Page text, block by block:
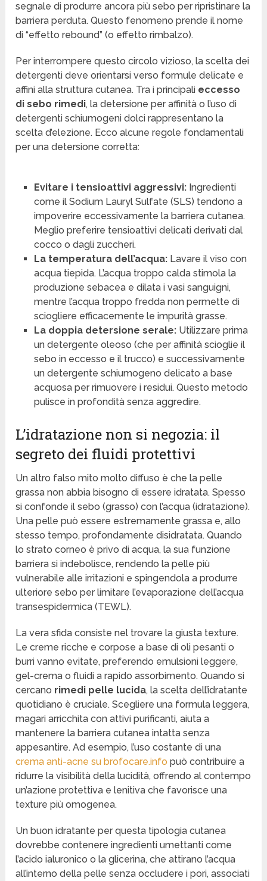
segnale di produrre ancora più sebo per ripristinare la
barriera perduta. Questo fenomeno prende il nome
di “effetto rebound” (o effetto rimbalzo).
Per interrompere questo circolo vizioso, la scelta dei
detergenti deve orientarsi verso formule delicate e
affini alla struttura cutanea. Tra i principali eccesso
di sebo rimedi, la detersione per affinità o l’uso di
detergenti schiumogeni dolci rappresentano la
scelta d’elezione. Ecco alcune regole fondamentali
per una detersione corretta:
Evitare i tensioattivi aggressivi:Ingredienti
come il Sodium Lauryl Sulfate (SLS) tendono a
impoverire eccessivamente la barriera cutanea.
Meglio preferire tensioattivi delicati derivati dal
cocco o dagli zuccheri.
La temperatura dell’acqua:Lavare il viso con
acqua tiepida. L’acqua troppo calda stimola la
produzione sebacea e dilata i vasi sanguigni,
mentre l’acqua troppo fredda non permette di
sciogliere efficacemente le impurità grasse.
La doppia detersione serale:Utilizzare prima
un detergente oleoso (che per affinità scioglie il
sebo in eccesso e il trucco) e successivamente
un detergente schiumogeno delicato a base
acquosa per rimuovere i residui. Questo metodo
pulisce in profondità senza aggredire.
L’idratazione non si negozia: il
segreto dei fluidi protettivi
Un altro falso mito molto diffuso è che la pelle
grassa non abbia bisogno di essere idratata. Spesso
si confonde il sebo (grasso) con l’acqua (idratazione).
Una pelle può essere estremamente grassa e, allo
stesso tempo, profondamente disidratata. Quando
lo strato corneo è privo di acqua, la sua funzione
barriera si indebolisce, rendendo la pelle più
vulnerabile alle irritazioni e spingendola a produrre
ulteriore sebo per limitare l’evaporazione dell’acqua
transespidermica (TEWL).
La vera sfida consiste nel trovare la giusta texture.
Le creme ricche e corpose a base di oli pesanti o
burri vanno evitate, preferendo emulsioni leggere,
gel-crema o fluidi a rapido assorbimento. Quando si
cercano rimedi pelle lucida, la scelta dell’idratante
quotidiano è cruciale. Scegliere una formula leggera,
magari arricchita con attivi purificanti, aiuta a
mantenere la barriera cutanea intatta senza
appesantire. Ad esempio, l’uso costante di una
crema anti-acne su brofocare.info può contribuire a
ridurre la visibilità della lucidità, offrendo al contempo
un’azione protettiva e lenitiva che favorisce una
texture più omogenea.
Un buon idratante per questa tipologia cutanea
dovrebbe contenere ingredienti umettanti come
l’acido ialuronico o la glicerina, che attirano l’acqua
all’interno della pelle senza occludere i pori, associati